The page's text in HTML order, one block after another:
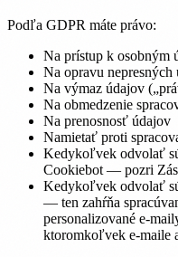
Podľa GDPR máte právo:
Na prístup k osobným
Na opravu nepresných
Na výmaz údajov
Na obmedzenie
Na prenosnosť údajov
Namietať proti
Kedykoľvek odvolať
Cookiebot — pozri
Kedykoľvek odvolať
— ten zahŕňa
personalizované e-
ktoromkoľvek e-maile